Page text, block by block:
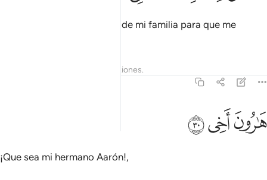
[¡Señor!] Designa a alguien de mi familia para que me
Reflexiones.
هارون اخي ٣٠
هَـٰرُونَ أَخِى ٣٠
ﲾﲿﳀ
¡Que sea mi hermano Aarón!,